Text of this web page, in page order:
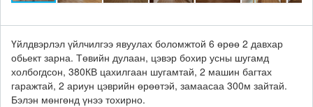
Үйлдвэрлэл үйлчилгээ явуулах боломжтой 6 өрөө 2 давхар
обьект зарна. Төвийн дулаан, цэвэр бохир усны шугамд
холбогдсон, 380КВ цахилгаан шугамтай, 2 машин багтах
гаражтай, 2 ариун цэврийн өрөөтэй, замаасаа 300м зайтай.
Бэлэн мөнгөнд үнээ тохирно.